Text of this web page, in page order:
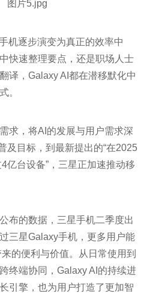
机逐步演变为真正的效率中
快速整理要点，还是职场人士
译，Galaxy AI都在潜移默化中
。
求，将AI的发展与用户需求深
及目标，到最新提出的“在2025
亿台设备”，三星正加速推动移
布的数据，三星手机二季度出
三星Galaxy手机，更多用户能
的便利与价值。从日常使用到
终端协同，Galaxy AI的持续进
引擎，也为用户打造了更加智